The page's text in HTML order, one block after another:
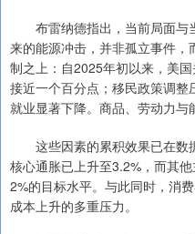
布雷纳德指出，当前局面与
来的能源冲击，并非孤立事件
制之上：自2025年初以来，美
接近一个百分点；移民政策调
就业显著下降。商品、劳动力与
这些因素的累积效果已在数
核心通胀已上升至3.2%，而其
2%的目标水平。与此同时，消
成本上升的多重压力。